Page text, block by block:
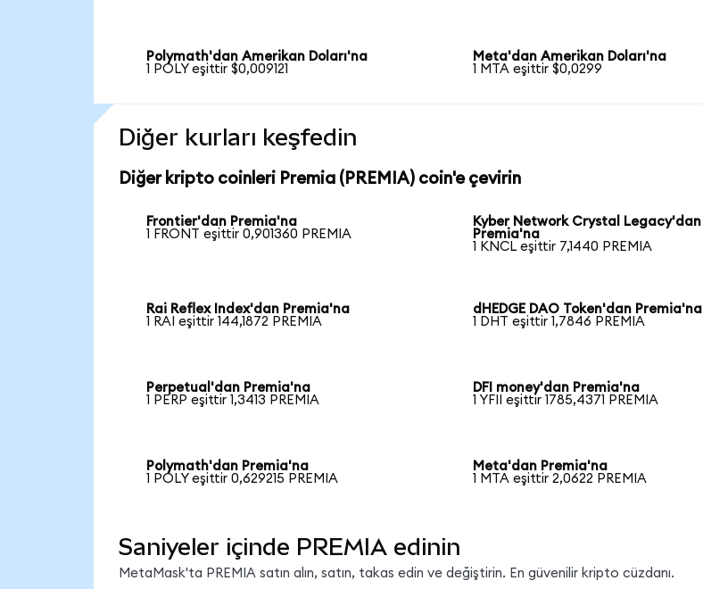
Polymath'dan Amerikan Doları'na
1 POLY eşittir $0,009121
Meta'dan Amerikan Doları'na
1 MTA eşittir $0,0299
Diğer kurları keşfedin
Diğer kripto coinleri Premia (PREMIA) coin'e çevirin
Frontier'dan Premia'na
1 FRONT eşittir 0,901360 PREMIA
Kyber Network Crystal Legacy'dan
Premia'na
1 KNCL eşittir 7,1440 PREMIA
Rai Reflex Index'dan Premia'na
1 RAI eşittir 144,1872 PREMIA
dHEDGE DAO Token'dan Premia'na
1 DHT eşittir 1,7846 PREMIA
Perpetual'dan Premia'na
1 PERP eşittir 1,3413 PREMIA
DFI money'dan Premia'na
1 YFII eşittir 1785,4371 PREMIA
Polymath'dan Premia'na
1 POLY eşittir 0,629215 PREMIA
Meta'dan Premia'na
1 MTA eşittir 2,0622 PREMIA
Saniyeler içinde PREMIA edinin
MetaMask'ta PREMIA satın alın, satın, takas edin ve değiştirin. En güvenilir kripto cüzdanı.